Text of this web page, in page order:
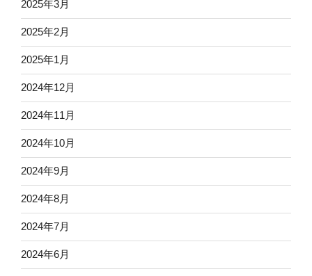
2025年3月
2025年2月
2025年1月
2024年12月
2024年11月
2024年10月
2024年9月
2024年8月
2024年7月
2024年6月